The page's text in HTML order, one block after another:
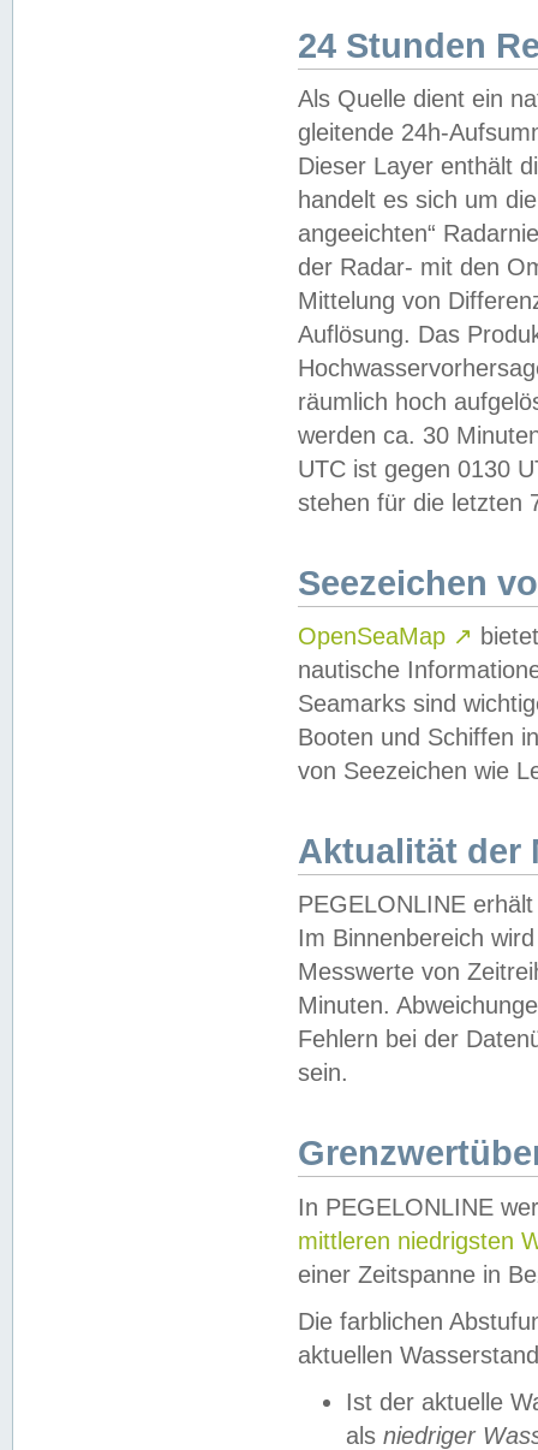
24 Stunden
Als Quelle dient ein
gleitende 24h-
Dieser Layer enthält
handelt es sich um
angeeichten“
der Radar- mit den
Mittelung von
Auflösung. Das
räumlich hoch
werden ca. 30
UTC ist gegen 0130
stehen für die letzten
Seezeichen
OpenSeaMap ↗
nautische
Seamarks sind
Booten und Schiffen
von Seezeichen wie
Aktualität der
PEGELONLINE
Im Binnenbereich
Messwerte von
Minuten.
Fehlern bei der
sein.
In PEGELONLINE
mittleren niedrigsten
einer Zeitspanne in
Die farblichen
aktuellen
Ist der aktuelle
als niedriger